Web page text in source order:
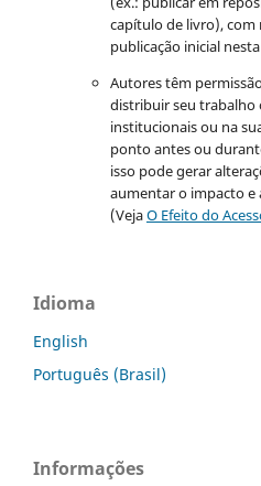
capítulo de livro),
publicação inicial
Autores têm
distribuir seu trabalho
institucionais ou na
ponto antes ou
isso pode gerar
aumentar o impacto e
(VejaO Efeito do
Idioma
English
Português (Brasil)
Informações